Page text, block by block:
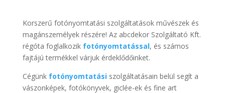
Korszerű fotónyomtatási szolgáltatások művészek és
magánszemélyek részére! Az abcdekor Szolgáltató Kft.
régóta foglalkozik fotónyomtatással, és számos
fajtájú termékkel várjuk érdeklődőinket.
Cégünk fotónyomtatásiszolgáltatásain belül segít a
vászonképek, fotókönyvek, giclée-ek és fine art